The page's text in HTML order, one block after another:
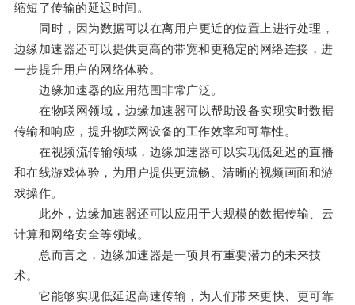
缩短了传输的延迟时间。
同时，因为数据可以在离用户更近的位置上进行处理，
边缘加速器还可以提供更高的带宽和更稳定的网络连接，进
一步提升用户的网络体验。
边缘加速器的应用范围非常广泛。
在物联网领域，边缘加速器可以帮助设备实现实时数据
传输和响应，提升物联网设备的工作效率和可靠性。
在视频流传输领域，边缘加速器可以实现低延迟的直播
和在线游戏体验，为用户提供更流畅、清晰的视频画面和游
戏操作。
此外，边缘加速器还可以应用于大规模的数据传输、云
计算和网络安全等领域。
总而言之，边缘加速器是一项具有重要潜力的未来技
术。
它能够实现低延迟高速传输，为人们带来更快、更可靠